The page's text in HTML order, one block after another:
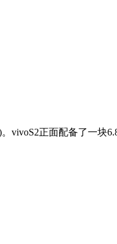
vivoS2正面配备了一块